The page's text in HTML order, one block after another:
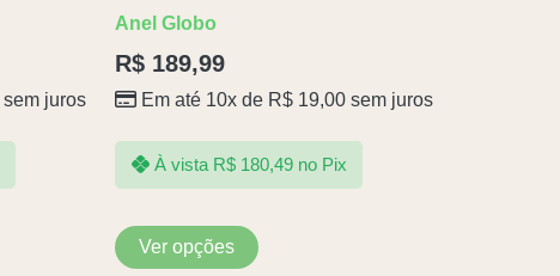
sem juros
Anel Globo
R$ 189,99
Em até 10x de R$ 19,00 sem juros
À vista R$180,49 no Pix
Ver opções
As
podem
ser
na